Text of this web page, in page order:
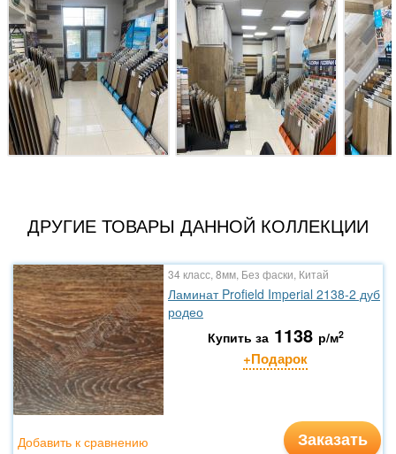
ДРУГИЕ ТОВАРЫ ДАННОЙ КОЛЛЕКЦИИ
34 класс, 8мм, Без фаски, Китай
Ламинат Profield Imperial 2138-2 дуб
родео
Купить за 1138 р/м2
+Подарок
Заказать
Добавить к сравнению